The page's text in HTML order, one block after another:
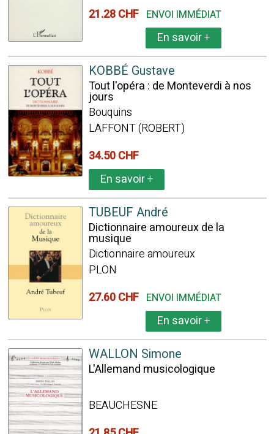
21.28 CHF ENVOI IMMÉDIAT
En savoir+
KOBBÉ Gustave
Tout l'opéra : de Monteverdi à nos
jours
Bouquins
LAFFONT (ROBERT)
34.50 CHF
En savoir+
TUBEUF André
Dictionnaire amoureux de la
musique
Dictionnaire amoureux
PLON
27.60 CHF ENVOI IMMÉDIAT
En savoir+
WALLON Simone
L'Allemand musicologique
BEAUCHESNE